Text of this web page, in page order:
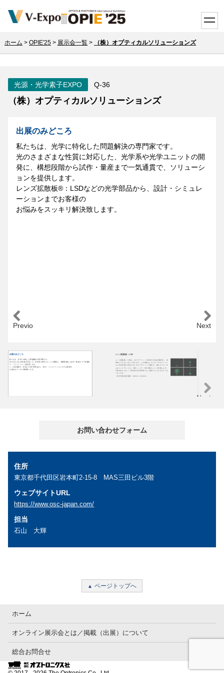
ホーム > OPIE'25> 展示会一覧> （株）オプティカルソリューションズ
光源・光学素子EXPO Q-36
（株）オプティカルソリューションズ
出展のみどころ
私たちは、光学に特化した問題解決の専門家です。
光のさまざまな性質に対応した、光学系や光学ユニットの開
発に、構想段階から試作・量産まで一気通貫で、ソリューシ
ョンを提供します。
レンズ拡散板®：LSDなどの光学部品から、設計・シミュレ
ーションまでお客様の
お悩みをスッキリ解決致します。
Previous Next
出展のみどころ
私たちは、光学に特化した問題解決の専門家です。
光のさまざまな性質に対応した、光学系や光学ユニットの開発に、構想段階から試作・量産まで一気通貫
で、ソリューションを提供します。
レンズ拡散板®：LSDなどの光学部品から、設計・シミュレーションまでお客様の
お悩みをスッキリ解決致します。
レンズ拡散板：LSD
レンズ拡散板：LSDは、ホログラフィック技術で光を拡散整形し、効
率的にムラなく均一に広げます。この技術は、ポリカーボネートフィ
ルム等の表面に転写されたホログラフィック形状が、微小かつランダ
ムなレンズアレイとして働くことで、光が屈折によって拡散します。
可視域だけでなく、紫外域や近赤外域でもご使用いただけるタイプも
ございます。
（対応可能波長範囲：240nm～1100nm）
Next
お問い合わせフォーム
住所
東京都千代田区岩本町2-15-8 MAS三田ビル3階
ウェブサイトURL
https://www.osc-japan.com/
担当
石山 大輝
ページトップへ
ホーム
オンライン展示会とは／掲載（出展）について
総合お問合せ